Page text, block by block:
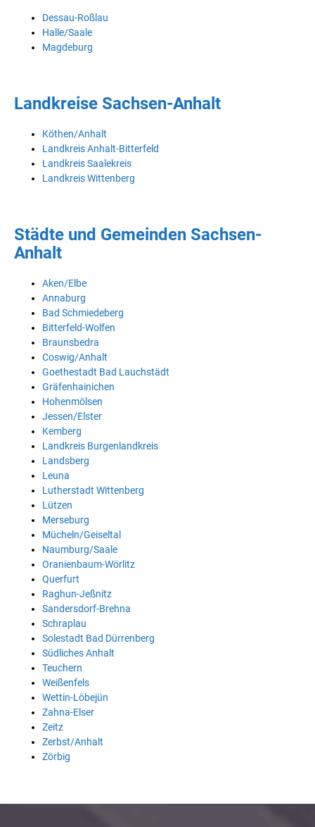
Dessau-Roßlau
Halle/Saale
Magdeburg
Landkreise Sachsen-Anhalt
Köthen/Anhalt
Landkreis Anhalt-Bitterfeld
Landkreis Saalekreis
Landkreis Wittenberg
Städte und Gemeinden Sachsen-
Anhalt
Aken/Elbe
Annaburg
Bad Schmiedeberg
Bitterfeld-Wolfen
Braunsbedra
Coswig/Anhalt
Goethestadt Bad Lauchstädt
Gräfenhainichen
Hohenmölsen
Jessen/Elster
Kemberg
Landkreis Burgenlandkreis
Landsberg
Leuna
Lutherstadt Wittenberg
Lützen
Merseburg
Mücheln/Geiseltal
Naumburg/Saale
Oranienbaum-Wörlitz
Querfurt
Raghun-Jeßnitz
Sandersdorf-Brehna
Schraplau
Solestadt Bad Dürrenberg
Südliches Anhalt
Teuchern
Weißenfels
Wettin-Löbejün
Zahna-Elser
Zeitz
Zerbst/Anhalt
Zörbig